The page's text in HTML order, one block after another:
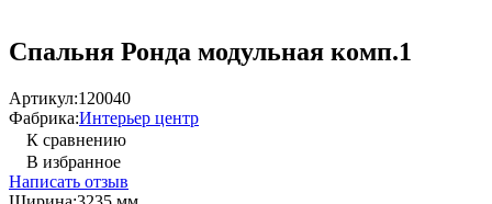
Спальня Ронда модульная комп.1
Артикул:120040
Фабрика:Интерьер центр
К сравнению
В избранное
Написать отзыв